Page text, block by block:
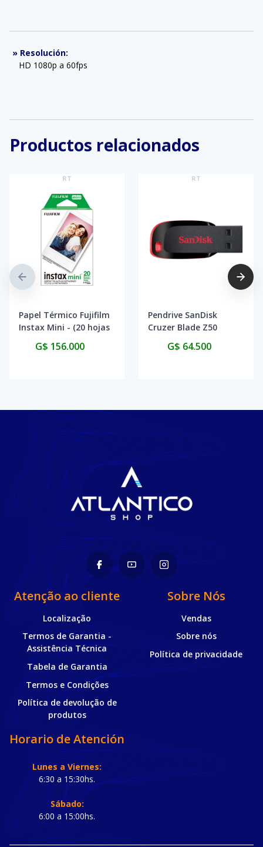
» Resolución:
HD 1080p a 60fps
Productos relacionados
RT
Papel Térmico Fujifilm
Instax Mini - (20 hojas
G$ 156.000
RT
Pendrive SanDisk
Cruzer Blade Z50
G$ 64.500
Atenção ao cliente
Localização
Termos de Garantia -
Assistência Técnica
Tabela de Garantia
Termos e Condições
Política de devolução de
produtos
Sobre Nós
Vendas
Sobre nós
Política de privacidade
Horario de Atención
Lunes a Viernes:
6:30 a 15:30hs.
Sábado:
6:00 a 15:00hs.